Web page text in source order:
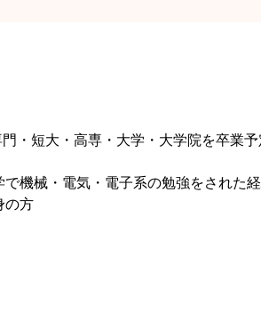
門・短大・高専・大学・大学院を卒業
で機械・電気・電子系の勉強をされた
の方